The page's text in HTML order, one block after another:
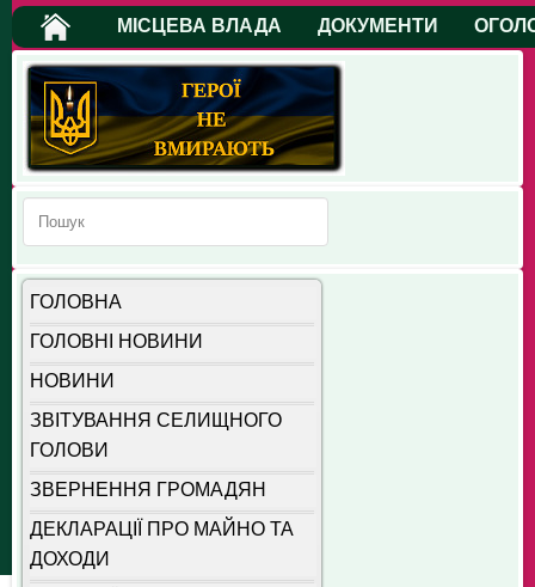
МІСЦЕВА ВЛАДА ДОКУМЕНТИ
ГОЛОВНА
ГОЛОВНІ НОВИНИ
НОВИНИ
ЗВІТУВАННЯ СЕЛИЩНОГО
ГОЛОВИ
ЗВЕРНЕННЯ ГРОМАДЯН
ДЕКЛАРАЦІЇ ПРО МАЙНО ТА
ДОХОДИ